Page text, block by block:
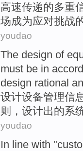
高速传递的多重
场成为应对挑战
youdao
The design of
must be in
design rational
设计设备管理信
则，设计出的系
youdao
In line with "